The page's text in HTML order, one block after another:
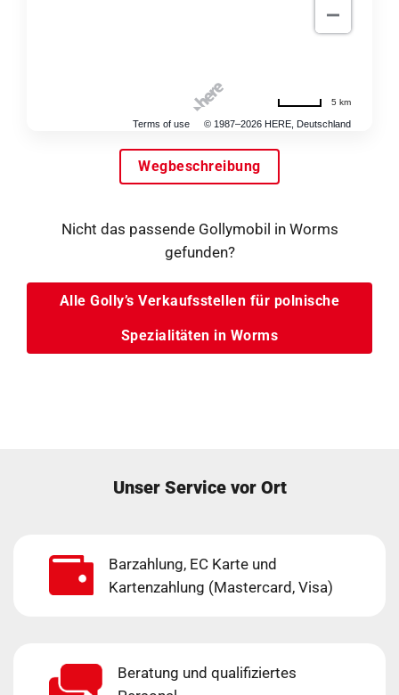
Terms of use © 1987–2026 HERE, Deutschland
5 km
Wegbeschreibung
Nicht das passende Gollymobil in Worms
gefunden?
Alle Golly’s Verkaufsstellen für polnische
Spezialitäten in Worms
Unser Service vor Ort
Barzahlung, EC Karte und
Kartenzahlung (Mastercard, Visa)
Beratung und qualifiziertes